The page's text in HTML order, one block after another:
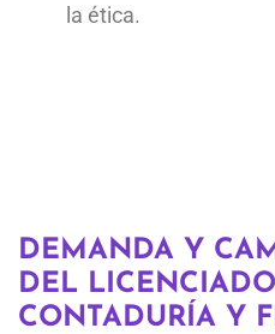
la ética.
DEMANDA Y
DEL
CONTADURÍA Y